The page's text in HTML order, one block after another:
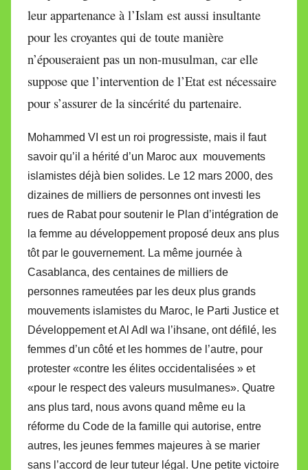
leur appartenance à l’Islam est aussi insultante
pour les croyantes qui de toute manière
n’épouseraient pas un non-musulman, car elle
suppose que l’intervention de l’Etat est nécessaire
pour s’assurer de la sincérité du partenaire.
Mohammed VI est un roi progressiste, mais il faut
savoir qu’il a hérité d’un Maroc aux mouvements
islamistes déjà bien solides. Le 12 mars 2000, des
dizaines de milliers de personnes ont investi les
rues de Rabat pour soutenir le Plan d’intégration de
la femme au développement proposé deux ans plus
tôt par le gouvernement. La même journée à
Casablanca, des centaines de milliers de
personnes rameutées par les deux plus grands
mouvements islamistes du Maroc, le Parti Justice et
Développement et Al Adl wa l’ihsane, ont défilé, les
femmes d’un côté et les hommes de l’autre, pour
protester «contre les élites occidentalisées » et
«pour le respect des valeurs musulmanes». Quatre
ans plus tard, nous avons quand même eu la
réforme du Code de la famille qui autorise, entre
autres, les jeunes femmes majeures à se marier
sans l’accord de leur tuteur légal. Une petite victoire